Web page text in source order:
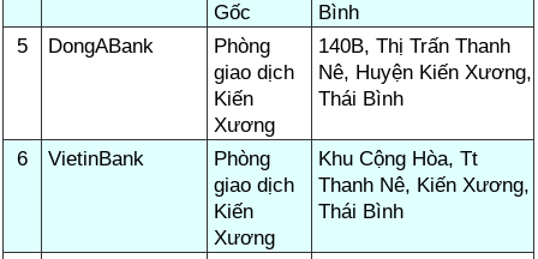
Gốc
Bình
5
DongABank
Phòng
giao dịch
Kiến
Xương
140B, Thị Trấn Thanh
Nê, Huyện Kiến Xương,
Thái Bình
6 VietinBank
Phòng
giao dịch
Kiến
Xương
Khu Cộng Hòa, Tt
Thanh Nê, Kiến Xương,
Thái Bình